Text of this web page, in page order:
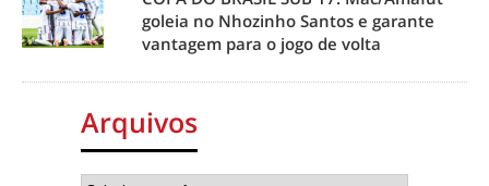
goleia no Nhozinho Santos e garante
vantagem para o jogo de volta
Arquivos